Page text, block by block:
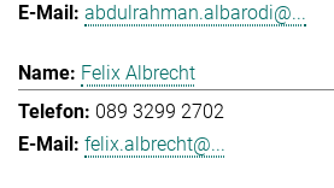
abdulrahman.albarodi@...
Felix Albrecht
089 3299 2702
felix.albrecht@...